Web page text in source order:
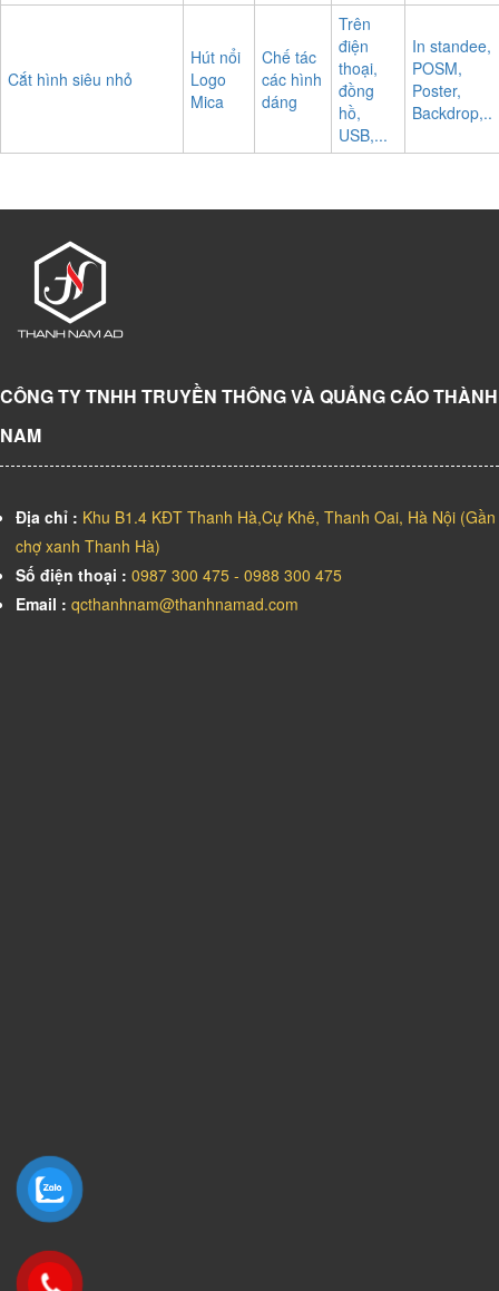
Cắt hình siêu nhỏ
Hút nổi
Logo
Mica
Chế tác
các hình
dáng
Trên
điện
thoại,
đồng
hồ,
USB,...
In standee,
POSM,
Poster,
Backdrop,..
CÔNG TY TNHH TRUYỀN THÔNG VÀ QUẢNG CÁO THÀNH
NAM
Địa chỉ : Khu B1.4 KĐT Thanh Hà,Cự Khê, Thanh Oai, Hà Nội (Gần
chợ xanh Thanh Hà)
Số điện thoại : 0987 300 475 - 0988 300 475
Email : qcthanhnam@thanhnamad.com